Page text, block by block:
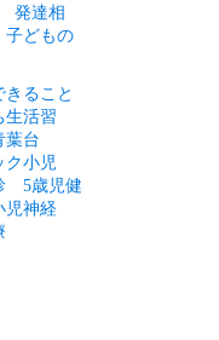
発達相
どもの
ること
生活習
台
小児
歳児健
児神経